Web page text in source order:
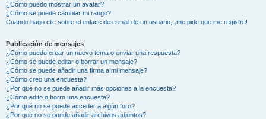
¿Cómo puedo mostrar un avatar?
¿Cómo se puede cambiar mi rango?
Cuando hago clic sobre el enlace de e-mail de un usuario, ¡me pide que me registre!
Publicación de mensajes
¿Cómo puedo crear un nuevo tema o enviar una respuesta?
¿Cómo se puede editar o borrar un mensaje?
¿Cómo se puede añadir una firma a mi mensaje?
¿Cómo creo una encuesta?
¿Por qué no se puede añadir más opciones a la encuesta?
¿Cómo edito o borro una encuesta?
¿Por qué no se puede acceder a algún foro?
¿Por qué no se puede añadir archivos adjuntos?